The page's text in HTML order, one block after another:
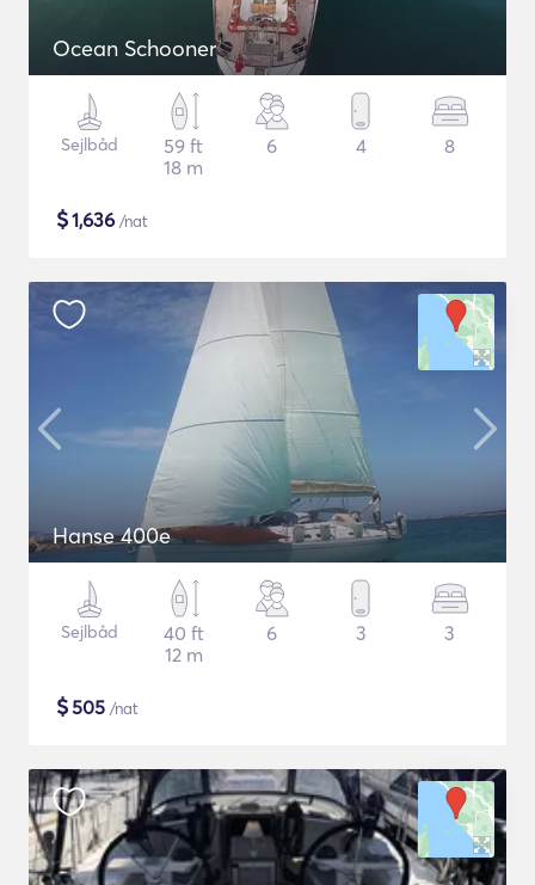
Ocean Schooner
Sejlbåd
59 ft
18 m
6 4 8
$1,636 /nat
Hanse 400e
Sejlbåd
40 ft
12 m
6 3 3
$505 /nat